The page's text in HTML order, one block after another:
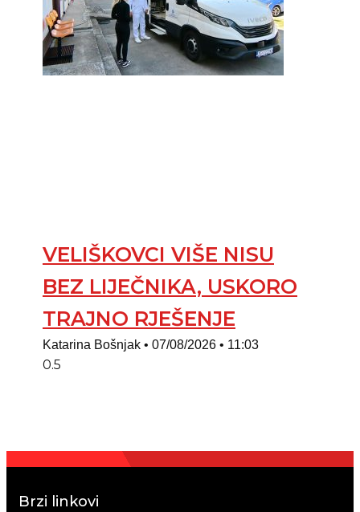
VELIŠKOVCI VIŠE NISU
BEZ LIJEČNIKA, USKORO
TRAJNO RJEŠENJE
Katarina Bošnjak 07/08/2026 11:03
Brzi linkovi